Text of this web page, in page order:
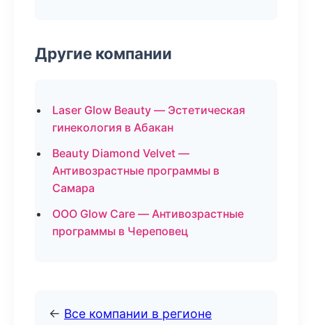
Другие компании
Laser Glow Beauty — Эстетическая
гинекология в Абакан
Beauty Diamond Velvet —
Антивозрастные программы в
Самара
ООО Glow Care — Антивозрастные
программы в Череповец
← Все компании в регионе